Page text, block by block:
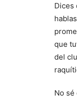
Dices
que
del
No